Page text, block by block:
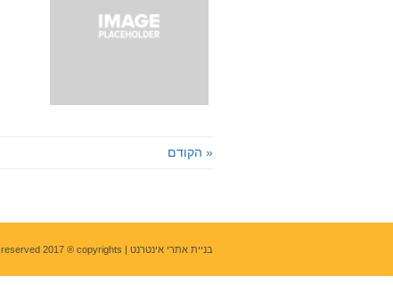
« הקודם
בניית אתרי אינטרנט | All rights reserved 2017 ® copyrights